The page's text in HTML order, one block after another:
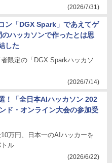
(2026/7/31)
ン「DGX Spark」であえてゲ
ハッカソンで作ったとは思
した
限定の「DGX Sparkハッカソ
(2026/7/14)
！「全日本AIハッカソン 202
ド・オンライン大会の参加受
万円、日本一のAIハッカーを
ル
(2026/6/22)